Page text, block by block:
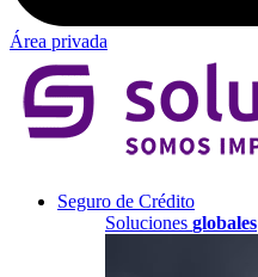
Área privada
Seguro de Crédito
Soluciones globales